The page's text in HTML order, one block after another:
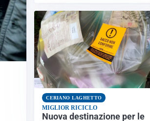
CERIANO LAGHETTO
MIGLIOR RICICLO
Nuova destinazione per le